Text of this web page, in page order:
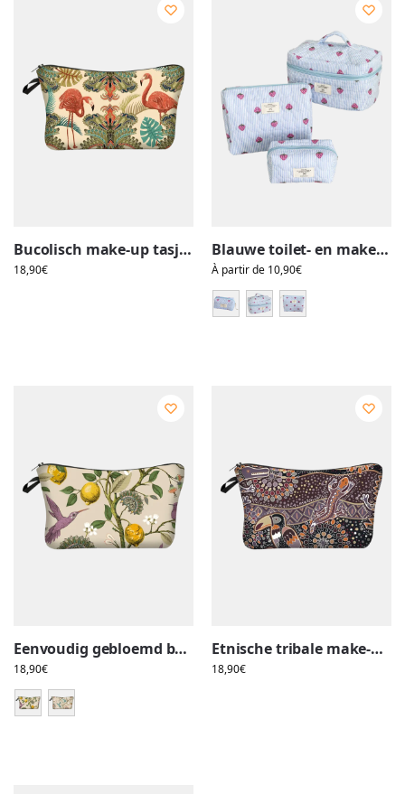
Bucolisch make-up tasje en etui met flamingo’s
18,90€
Blauwe toilet- en make-uptas met strepen en aardbeienmotief voor dames
À partir de 10,90€
Eenvoudig gebloemd bucolisch make-up tasje
18,90€
Etnische tribale make-up koffer, toekan en salamander
18,90€